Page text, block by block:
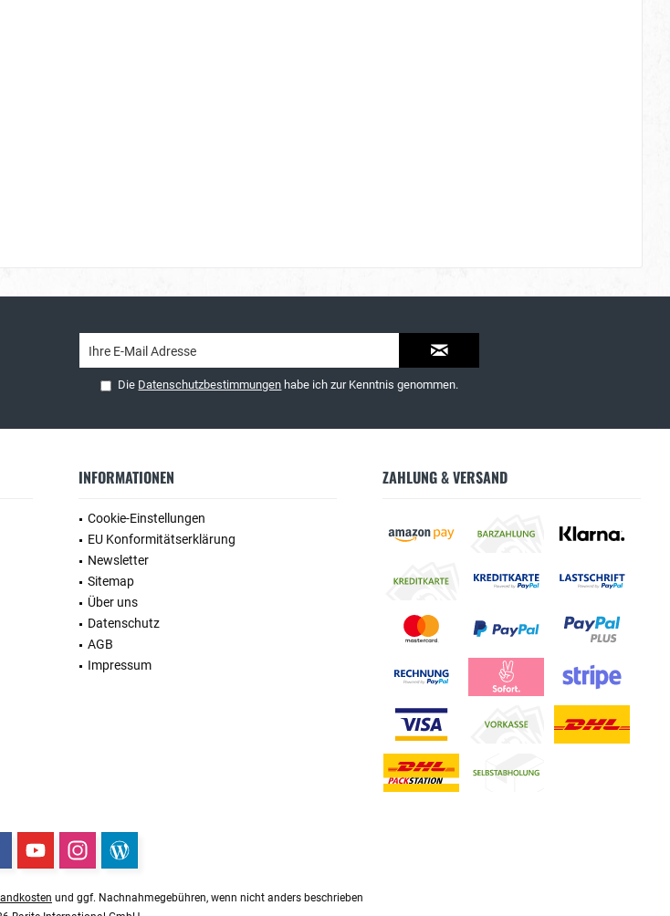
Die Datenschutzbestimmungen habe ich zur Kenntnis genommen.
INFORMATIONEN
Cookie-Einstellungen
EU Konformitätserklärung
Newsletter
Sitemap
Über uns
Datenschutz
AGB
Impressum
ZAHLUNG & VERSAND
und ggf. Nachnahmegebühren, wenn nicht anders beschrieben